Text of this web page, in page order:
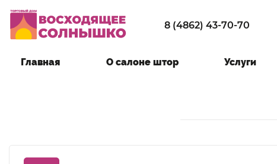
8 (4862) 43-70-70
Главная О салоне штор Услуги